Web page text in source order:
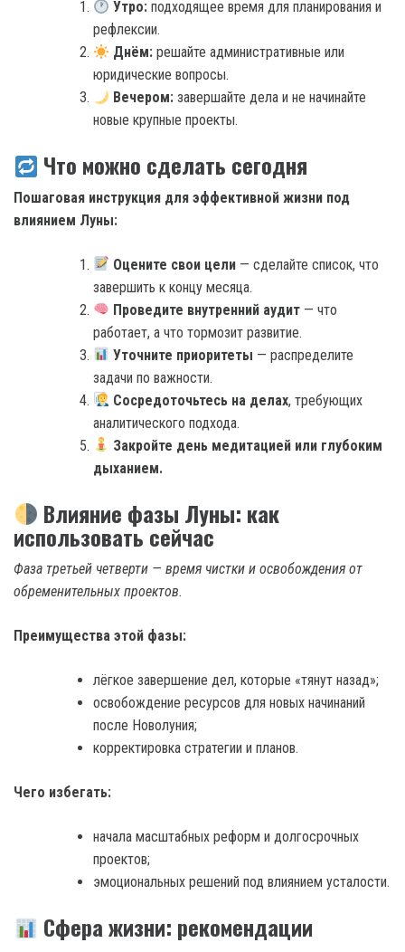
Утро: подходящее время для планирования и
рефлексии.
Днём: решайте административные или
юридические вопросы.
Вечером: завершайте дела и не начинайте
новые крупные проекты.
Что можно сделать сегодня
Пошаговая инструкция для эффективной жизни под
влиянием Луны:
Оцените свои цели — сделайте список, что
завершить к концу месяца.
Проведите внутренний аудит — что
работает, а что тормозит развитие.
Уточните приоритеты — распределите
задачи по важности.
Сосредоточьтесь на делах, требующих
аналитического подхода.
Закройте день медитацией или глубоким
дыханием.
Влияние фазы Луны: как
использовать сейчас
Фаза третьей четверти — время чистки и освобождения от
обременительных проектов.
Преимущества этой фазы:
лёгкое завершение дел, которые «тянут назад»;
освобождение ресурсов для новых начинаний
после Новолуния;
корректировка стратегии и планов.
Чего избегать:
начала масштабных реформ и долгосрочных
проектов;
эмоциональных решений под влиянием усталости.
Сфера жизни: рекомендации